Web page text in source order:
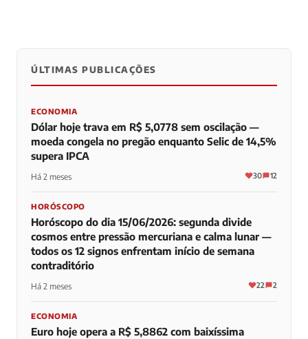
0 0 0
ÚLTIMAS PUBLICAÇÕES
ECONOMIA
Dólar hoje trava em R$ 5,0778 sem oscilação —
moeda congela no pregão enquanto Selic de 14,5%
supera IPCA
Há 2 meses 30 12
HORÓSCOPO
Horóscopo do dia 15/06/2026: segunda divide
cosmos entre pressão mercuriana e calma lunar —
todos os 12 signos enfrentam início de semana
contraditório
Há 2 meses 22 2
ECONOMIA
Euro hoje opera a R$ 5,8862 com baixíssima